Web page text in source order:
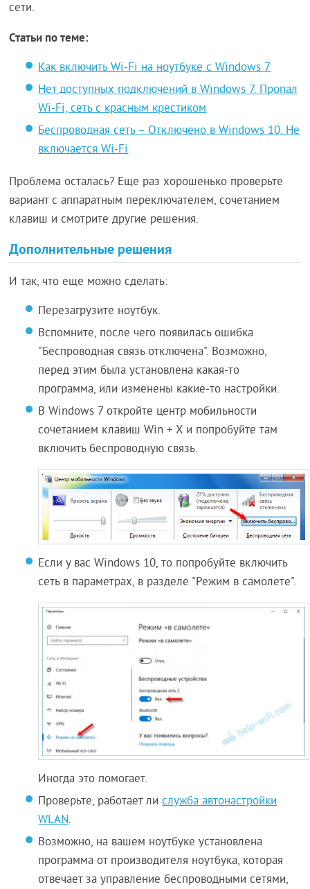
сети.
Статьи по теме:
Как включить Wi-Fi на ноутбуке с Windows 7
Нет доступных подключений в Windows 7. Пропал
Wi-Fi, сеть с красным крестиком
Беспроводная сеть – Отключено в Windows 10. Не
включается Wi-Fi
Проблема осталась? Еще раз хорошенько проверьте
вариант с аппаратным переключателем, сочетанием
клавиш и смотрите другие решения.
Дополнительные решения
И так, что еще можно сделать:
Перезагрузите ноутбук.
Вспомните, после чего появилась ошибка
"Беспроводная связь отключена". Возможно,
перед этим была установлена какая-то
программа, или изменены какие-то настройки.
В Windows 7 откройте центр мобильности
сочетанием клавиш Win + X и попробуйте там
включить беспроводную связь.
Если у вас Windows 10, то попробуйте включить
сеть в параметрах, в разделе "Режим в самолете".
Иногда это помогает.
Проверьте, работает лислужба автонастройки
WLAN.
Возможно, на вашем ноутбуке установлена
программа от производителя ноутбука, которая
отвечает за управление беспроводными сетями,